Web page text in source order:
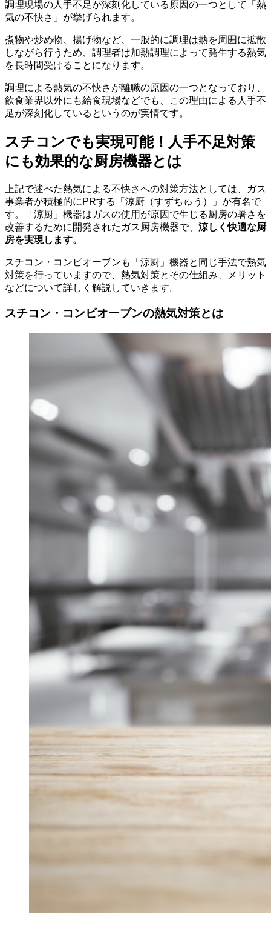
調理現場の人手不足が深刻化している原因の一つとして「熱
気の不快さ」が挙げられます。
煮物や炒め物、揚げ物など、一般的に調理は熱を周囲に拡散
しながら行うため、調理者は加熱調理によって発生する熱気
を長時間受けることになります。
調理による熱気の不快さが離職の原因の一つとなっており、
飲食業界以外にも給食現場などでも、この理由による人手不
足が深刻化しているというのが実情です。
スチコンでも実現可能！人手不足対策
にも効果的な厨房機器とは
上記で述べた熱気による不快さへの対策方法としては、ガス
事業者が積極的にPRする「涼厨（すずちゅう）」が有名で
す。「涼厨」機器はガスの使用が原因で生じる厨房の暑さを
改善するために開発されたガス厨房機器で、 涼しく快適な厨
房を実現します。
スチコン・コンビオーブンも「涼厨」機器と同じ手法で熱気
対策を行っていますので、熱気対策とその仕組み、メリット
などについて詳しく解説していきます。
スチコン・コンビオーブンの熱気対策とは